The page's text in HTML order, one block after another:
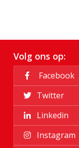
Volg ons op:
Facebook
Twitter
Linkedin
Instagram